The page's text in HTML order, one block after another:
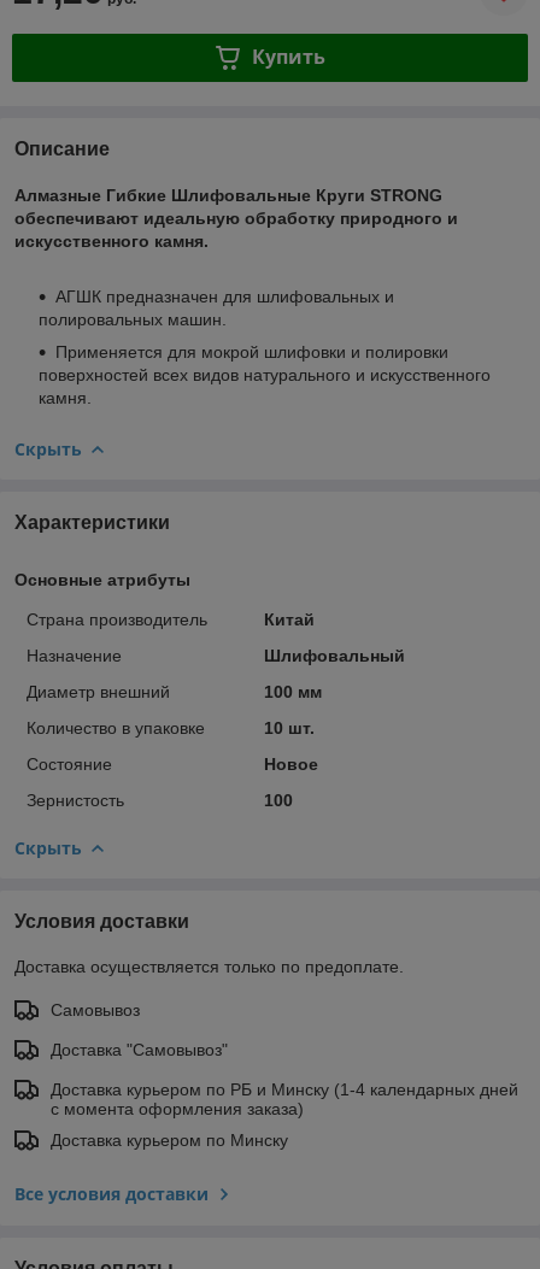
Купить
Описание
Алмазные Гибкие Шлифовальные Круги STRONG
обеспечивают идеальную обработку природного и
искусственного камня.
АГШК предназначен для шлифовальных и
полировальных машин.
Применяется для мокрой шлифовки и полировки
поверхностей всех видов натурального и искусственного
камня.
Скрыть
Характеристики
Основные атрибуты
Страна производитель
Китай
Назначение
Шлифовальный
Диаметр внешний
100 мм
Количество в упаковке
10 шт.
Состояние
Новое
Зернистость
100
Скрыть
Условия доставки
Доставка осуществляется только по предоплате.
Самовывоз
Доставка "Самовывоз"
Доставка курьером по РБ и Минску (1-4 календарных дней
с момента оформления заказа)
Доставка курьером по Минску
Все условия доставки